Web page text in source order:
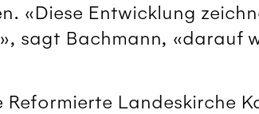
«Diese Entwicklung
sagt Bachmann, «darauf
Landeskirche